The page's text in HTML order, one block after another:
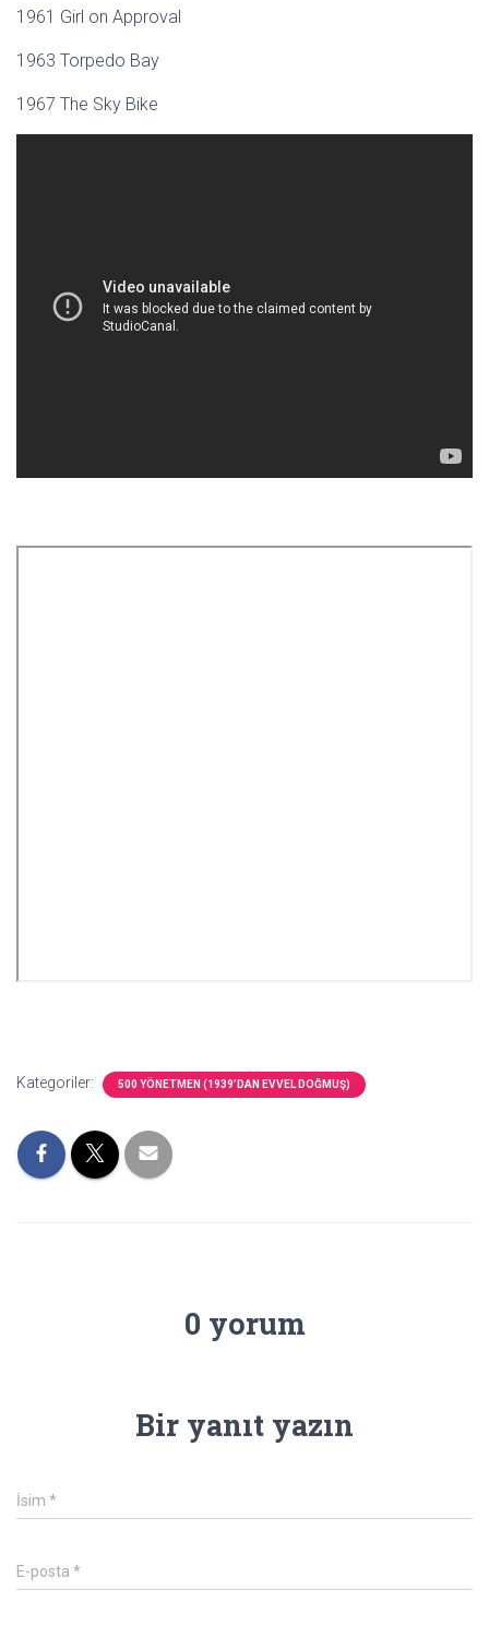
1961 Girl on Approval
1963 Torpedo Bay
1967 The Sky Bike
Kategoriler: 500 YÖNETMEN (1939’DAN EVVEL DOĞMUŞ)
0 yorum
Bir yanıt yazın
İsim *
E-posta *